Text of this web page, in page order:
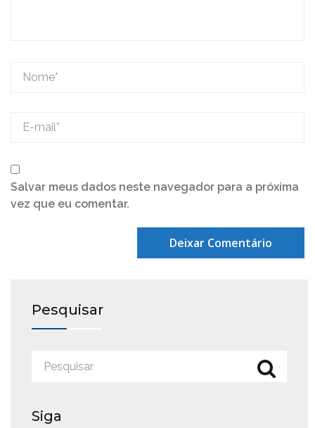
Salvar meus dados neste navegador para a próxima
vez que eu comentar.
Pesquisar
Siga